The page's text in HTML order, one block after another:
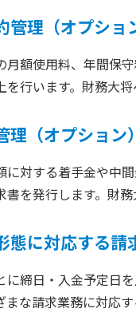
管理（オプショ
月額使用料、年間保
を行います。財務大
理（オプション）
に対する着手金や中
書を発行します。財
態に対応する請
に締日・入金予定日
まな請求業務に対応す